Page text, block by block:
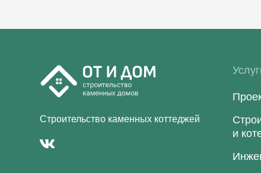
Строительство каменных коттеджей
и